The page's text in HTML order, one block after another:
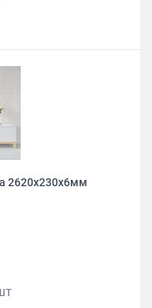
2620х230х6мм